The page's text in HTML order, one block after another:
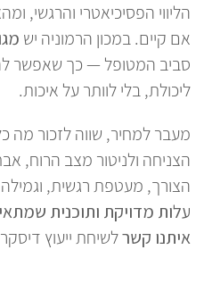
אם קיים. במכון הרמוניה יש
סביב המטופל — כך שאפשר
ליכולת, בלי לוותר על איכות.
מעבר למחיר, שווה לזכור מה
הצניחה ולניטור מצב הרוח,
הצורך, מעטפת רגשית,
עלות מדויקת ותוכנית
איתנו קשרלשיחת ייעוץ